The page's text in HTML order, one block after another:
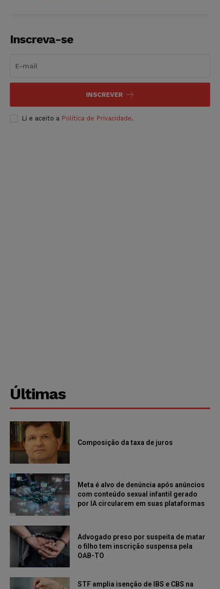
Inscreva-se
INSCREVER
Li e aceito a Política de Privacidade.
Últimas
Composição da taxa de juros
Meta é alvo de denúncia após anúncios
com conteúdo sexual infantil gerado
por IA circularem em suas plataformas
Advogado preso por suspeita de matar
o filho tem inscrição suspensa pela
OAB-TO
STF amplia isenção de IBS e CBS na